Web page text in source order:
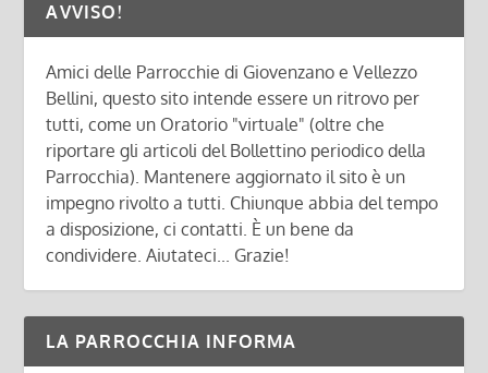
AVVISO!
Amici delle Parrocchie di Giovenzano e Vellezzo
Bellini, questo sito intende essere un ritrovo per
tutti, come un Oratorio "virtuale" (oltre che
riportare gli articoli del Bollettino periodico della
Parrocchia). Mantenere aggiornato il sito è un
impegno rivolto a tutti. Chiunque abbia del tempo
a disposizione, ci contatti. È un bene da
condividere. Aiutateci... Grazie!
LA PARROCCHIA INFORMA